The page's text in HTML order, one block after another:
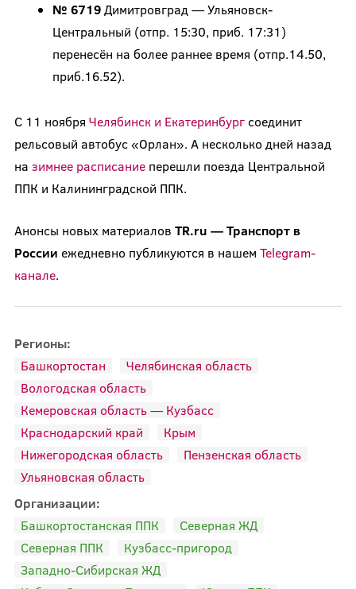
№ 6719Димитровград — Ульяновск-
Центральный (отпр. 15:30, приб. 17:31)
перенесён на более раннее время (отпр.14.50,
приб.16.52).
С 11 ноября Челябинск и Екатеринбургсоединит
рельсовый автобус «Орлан». А несколько дней назад
на зимнее расписаниеперешли поезда Центральной
ППК и Калининградской ППК.
Анонсы новых материалов TR.ru — Транспорт в
России ежедневно публикуются в нашем Telegram-
канале.
Регионы:
Башкортостан
Челябинская область
Вологодская область
Кемеровская область — Кузбасс
Краснодарский край
Крым
Нижегородская область
Пензенская область
Ульяновская область
Организации:
Башкортостанская ППК
Северная ЖД
Северная ППК
Кузбасс-пригород
Западно-Сибирская ЖД